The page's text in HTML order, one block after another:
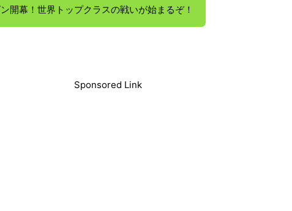
開幕！世界トップクラスの戦いが始まるぞ！
Sponsored Link